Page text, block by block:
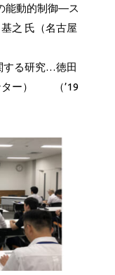
能動的制御―ス
之 氏（名古屋
する研究…徳田
ター） （’19